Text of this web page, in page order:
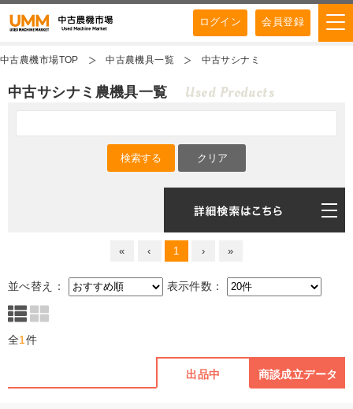
ログイン 会員登録
中古農機市場TOP 中古農機具一覧 中古サシナミ
中古サシナミ農機具一覧 Used Products
« ‹ 1 › »
並べ替え： 表示件数：
全1 件
出品中 商談成立データ